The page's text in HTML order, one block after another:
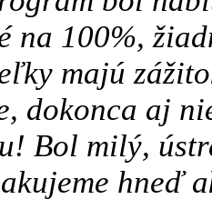
na 100%,
majú
dokonca aj
Bol milý,
hneď